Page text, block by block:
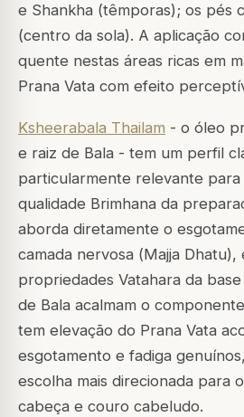
e Shankha (têmporas); os pés
(centro da sola). A aplicação
quente nestas áreas ricas em
Prana Vata com efeito
Ksheerabala Thailam - o óleo
e raiz de Bala - tem um perfil
particularmente relevante para
qualidade Brimhana da
aborda diretamente o
camada nervosa (Majja Dhatu),
propriedades Vatahara da
de Bala acalmam o
tem elevação do Prana Vata
esgotamento e fadiga
escolha mais direcionada para
cabeça e couro cabeludo.